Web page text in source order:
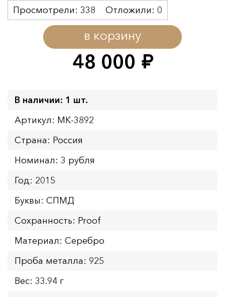
48 000 руб.
в корзину
Просмотрели: 338 Отложили: 0
В наличии: 1 шт.
Артикул: MK-3892
Страна: Россия
Номинал: 3 рубля
Год: 2015
Буквы: СПМД
Сохранность: Proof
Материал: Серебро
Проба металла: 925
Вес: 33.94 г